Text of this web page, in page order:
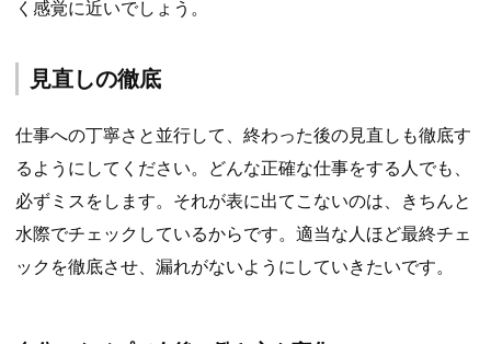
く感覚に近いでしょう。
見直しの徹底
仕事への丁寧さと並行して、終わった後の見直しも徹底す
るようにしてください。どんな正確な仕事をする人でも、
必ずミスをします。それが表に出てこないのは、きちんと
水際でチェックしているからです。適当な人ほど最終チェ
ックを徹底させ、漏れがないようにしていきたいです。